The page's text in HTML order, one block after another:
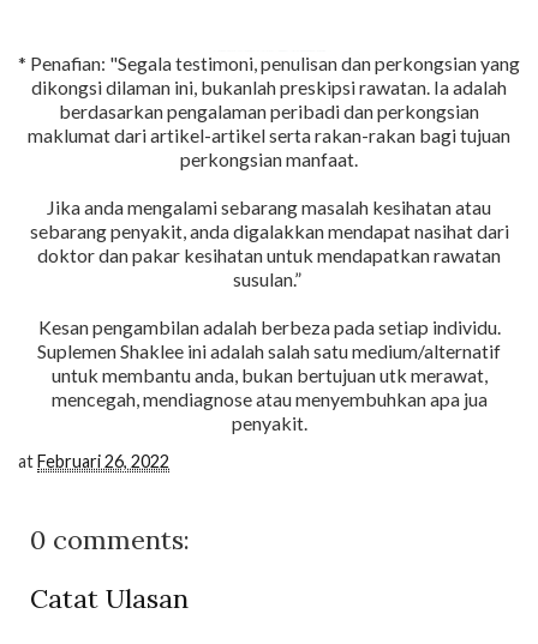
* Penafian: "Segala testimoni, penulisan dan perkongsian yang
dikongsi dilaman ini, bukanlah preskipsi rawatan. Ia adalah
berdasarkan pengalaman peribadi dan perkongsian
maklumat dari artikel-artikel serta rakan-rakan bagi tujuan
perkongsian manfaat.
Jika anda mengalami sebarang masalah kesihatan atau
sebarang penyakit, anda digalakkan mendapat nasihat dari
doktor dan pakar kesihatan untuk mendapatkan rawatan
susulan.”
Kesan pengambilan adalah berbeza pada setiap individu.
Suplemen Shaklee ini adalah salah satu medium/alternatif
untuk membantu anda, bukan bertujuan utk merawat,
mencegah, mendiagnose atau menyembuhkan apa jua
penyakit.
atFebruari 26, 2022
0 comments:
Catat Ulasan